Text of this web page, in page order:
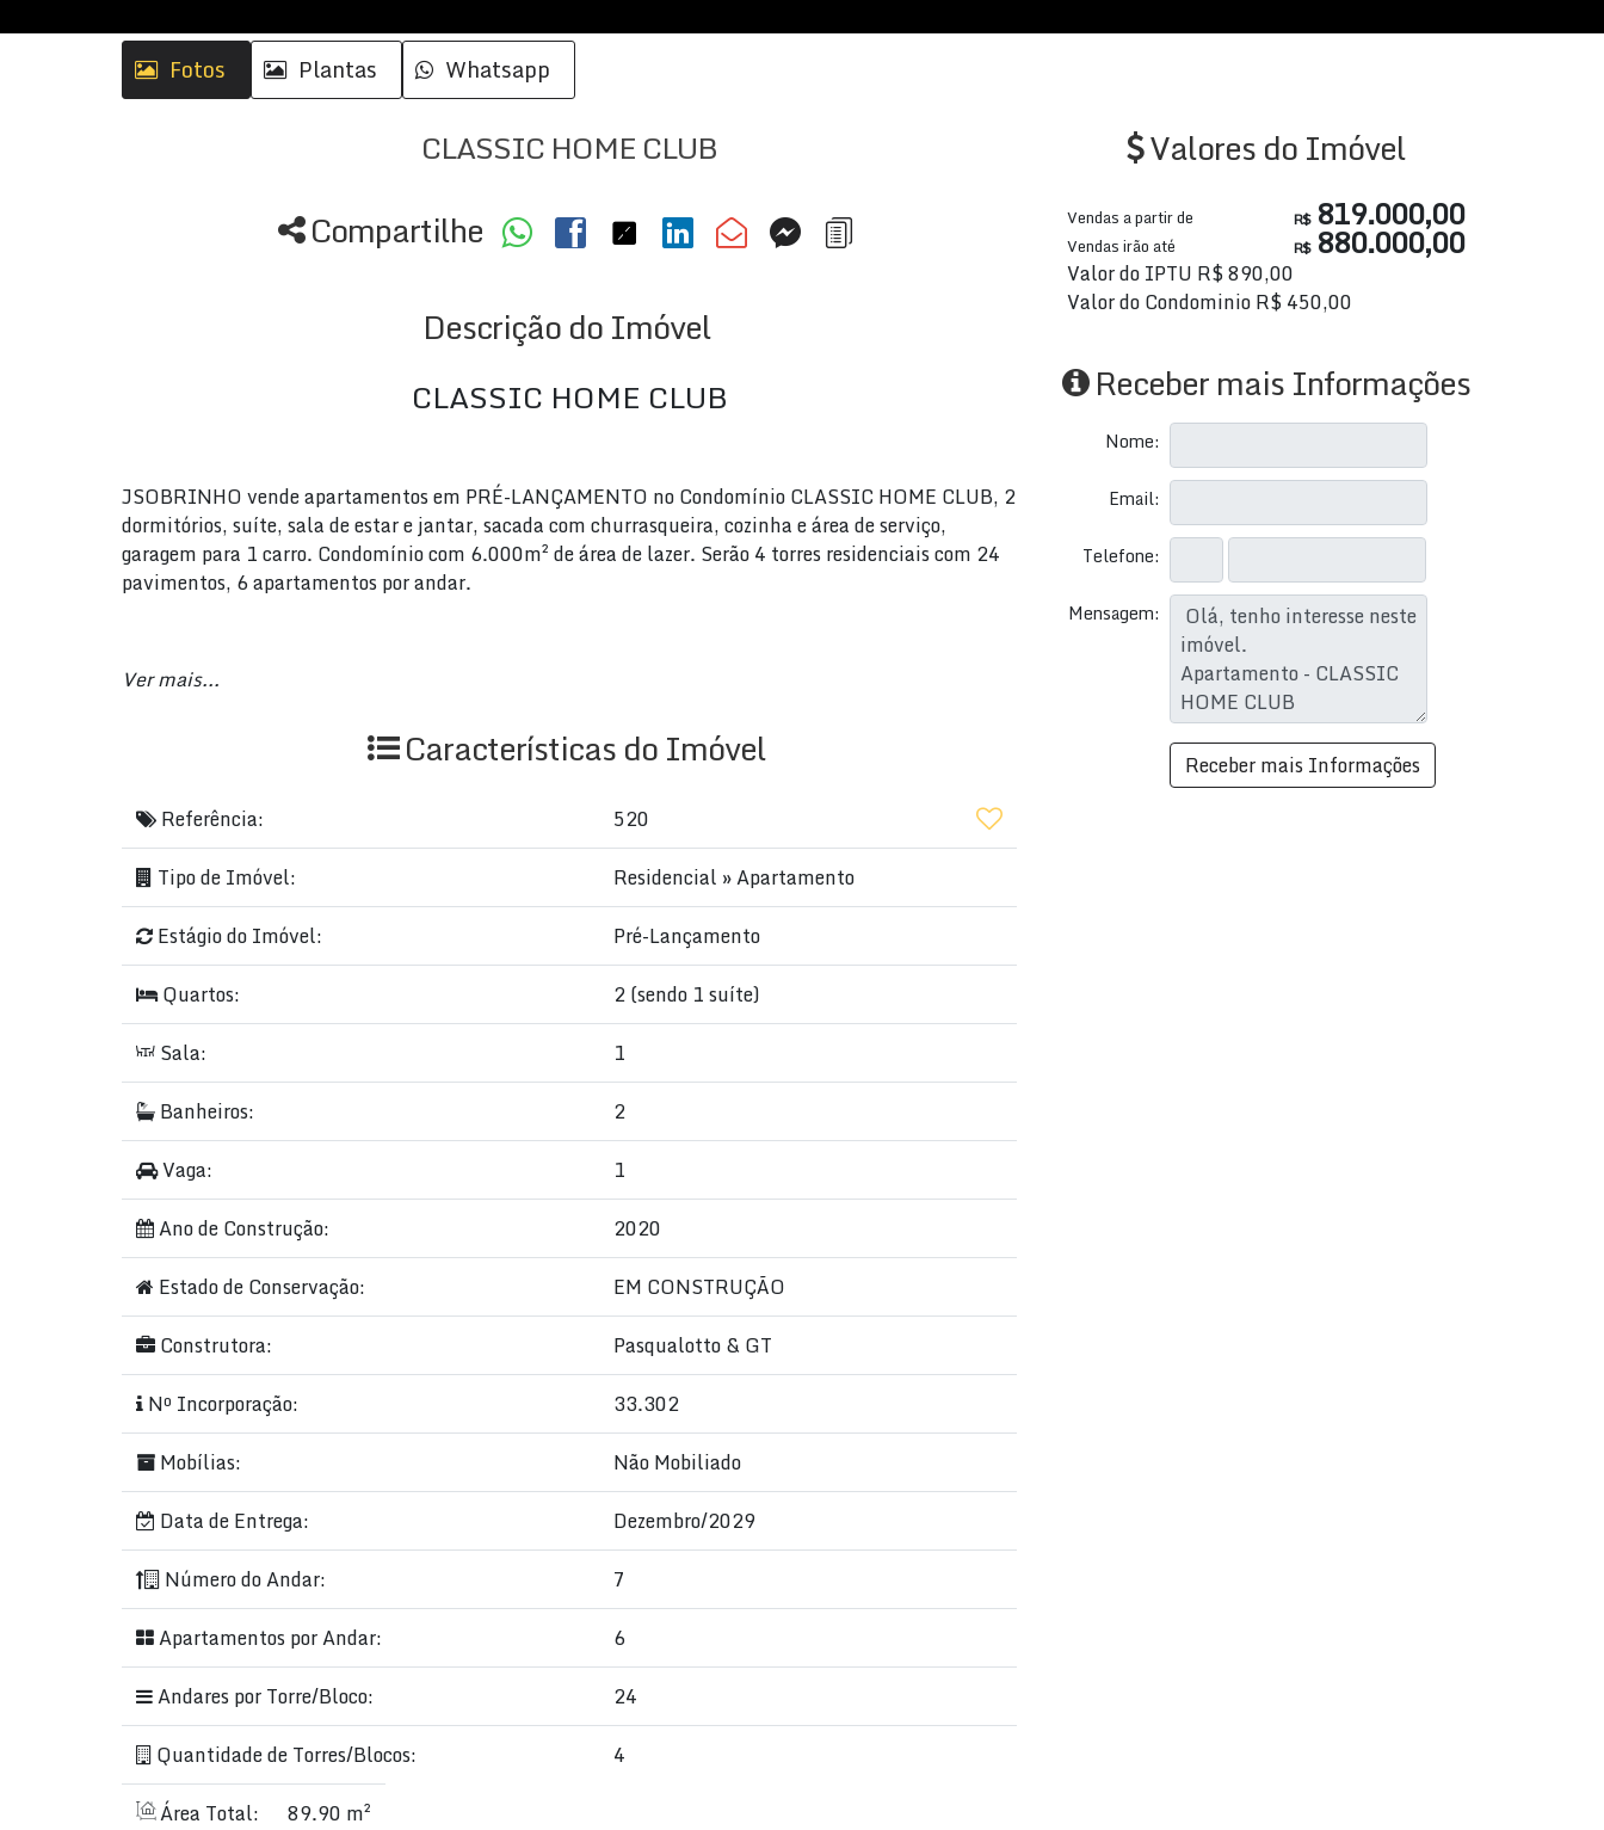
Fotos Plantas Whatsapp
CLASSIC HOME CLUB
Compartilhe
Descrição do Imóvel
CLASSIC HOME CLUB
JSOBRINHO vende apartamentos em PRÉ-LANÇAMENTO no Condomínio CLASSIC HOME CLUB, 2
dormitórios, suíte, sala de estar e jantar, sacada com churrasqueira, cozinha e área de serviço,
garagem para 1 carro. Condomínio com 6.000m² de área de lazer. Serão 4 torres residenciais com 24
pavimentos, 6 apartamentos por andar.
Torre 01 - Entrega em 2024
Torre 04 - Entrega em 2027
Excepcional investimento com pagamento super facilitado e parcelamento em até 120 meses.
Agende sua visita personalizada conosco HOJE MESMO! (47) 99711-3000 - WhatsApp
Ver mais...
Características do Imóvel
Referência:
520
Tipo de Imóvel:
Residencial »Apartamento
Estágio do Imóvel:
Pré-Lançamento
Quartos:
2 (sendo 1 suíte)
Sala:
1
Banheiros:
2
Vaga:
1
Ano de Construção:
2020
Estado de Conservação:
EM CONSTRUÇÃO
Construtora:
Pasqualotto & GT
Nº Incorporação:
33.302
Mobílias:
Não Mobiliado
Data de Entrega:
Dezembro/2029
Número do Andar:
7
Apartamentos por Andar:
6
Andares por Torre/Bloco:
24
Quantidade de Torres/Blocos:
4
Área Total:
89.90 m²
Valores do Imóvel
R$819.000,00
Vendas a partir de
R$880.000,00
Vendas irão até
Valor do IPTU R$890,00
Valor do CondominioR$450,00
Receber mais Informações
Nome:
Email:
Telefone:
Mensagem: